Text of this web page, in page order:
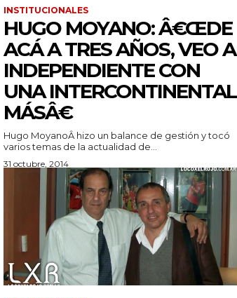
INSTITUCIONALES
HUGO MOYANO: Â€ŒDE
ACÁ A TRES AÑOS, VEO A
INDEPENDIENTE CON
UNA INTERCONTINENTAL
MÁSÂ€
Hugo MoyanoÂ hizo un balance de gestión y tocó
varios temas de la actualidad de...
31 octubre, 2014